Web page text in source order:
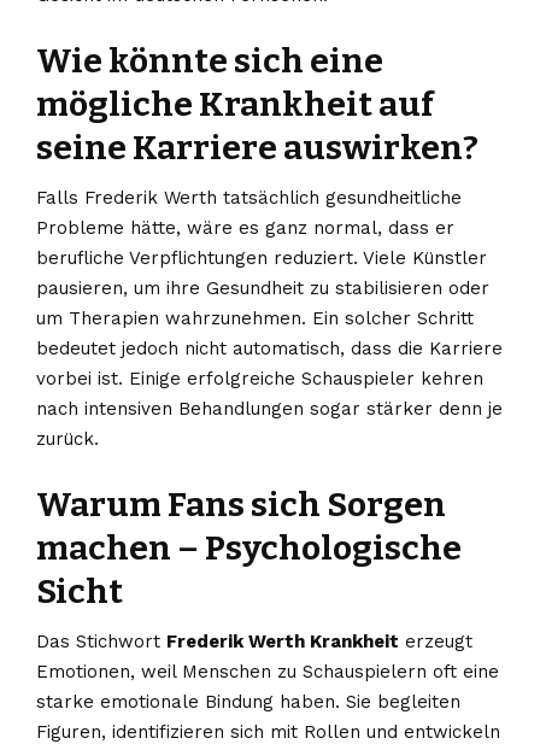
Wie könnte sich eine
mögliche Krankheit auf
seine Karriere auswirken?
Falls Frederik Werth tatsächlich gesundheitliche
Probleme hätte, wäre es ganz normal, dass er
berufliche Verpflichtungen reduziert. Viele Künstler
pausieren, um ihre Gesundheit zu stabilisieren oder
um Therapien wahrzunehmen. Ein solcher Schritt
bedeutet jedoch nicht automatisch, dass die Karriere
vorbei ist. Einige erfolgreiche Schauspieler kehren
nach intensiven Behandlungen sogar stärker denn je
zurück.
Warum Fans sich Sorgen
machen – Psychologische
Sicht
Das Stichwort Frederik Werth Krankheit erzeugt
Emotionen, weil Menschen zu Schauspielern oft eine
starke emotionale Bindung haben. Sie begleiten
Figuren, identifizieren sich mit Rollen und entwickeln